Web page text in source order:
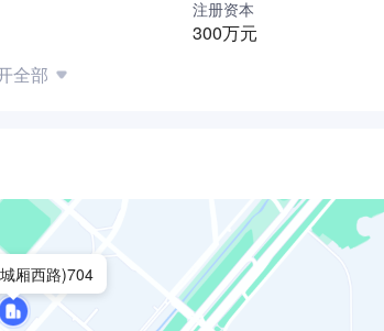
注册资本
300万元
全部
厢西路)704